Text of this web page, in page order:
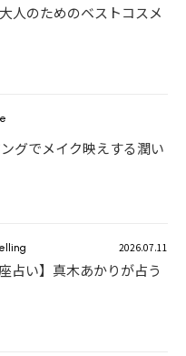
人のためのベストコスメ
グでメイク映えする潤い
2026.07.11
占い】真木あかりが占う